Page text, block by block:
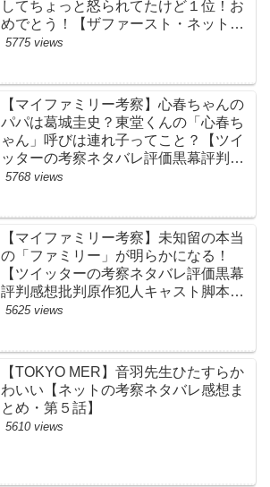
してちょっと怒られてたけど１位！お
めでとう！【ザファースト・ネットの
ネタバレ感想考察まとめ・スッキリ・
5775 views
【マイファミリー考察】心春ちゃんの
パパは葛城圭史？東堂くんの「心春ち
ゃん」呼びは連れ子ってこと？【ツイ
ッターの考察ネタバレ評価黒幕評判感
想批判原作犯人キャスト脚本あらすじ
5768 views
【マイファミリー考察】未知留の本当
の「ファミリー」が明らかになる！
【ツイッターの考察ネタバレ評価黒幕
評判感想批判原作犯人キャスト脚本あ
らすじ伏線まとめ】
5625 views
【TOKYO MER】音羽先生ひたすらか
わいい【ネットの考察ネタバレ感想ま
とめ・第５話】
5610 views